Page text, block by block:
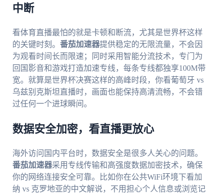
中断
看体育直播最怕的就是卡顿和断流，尤其是世界杯这样
的关键时刻。 番茄加速器提供稳定的无限流量，不会因
为观看时间长而限速；同时采用智能分流技术，专门为
回国影音和游戏打造加速专线，每条专线都独享100M带
宽。就算是世界杯决赛这样的高峰时段，你看葡萄牙 vs
乌兹别克斯坦直播时，画面也能保持高清流畅，不会错
过任何一个进球瞬间。
数据安全加密，看直播更放心
海外访问国内平台时，数据安全是很多人关心的问题。
番茄加速器采用专线传输和高强度数据加密技术，确保
你的网络连接安全可靠。比如你在公共WiFi环境下看加
纳 vs 克罗地亚的中文解说，不用担心个人信息或浏览记